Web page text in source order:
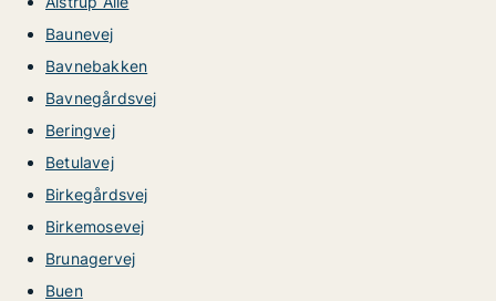
Baunevej
Bavnebakken
Bavnegårdsvej
Beringvej
Betulavej
Birkegårdsvej
Birkemosevej
Brunagervej
Buen